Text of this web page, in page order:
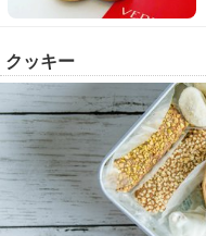
クッキー